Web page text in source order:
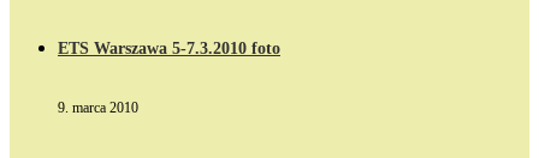
ETS Warszawa 5-7.3.2010 foto
9. marca 2010